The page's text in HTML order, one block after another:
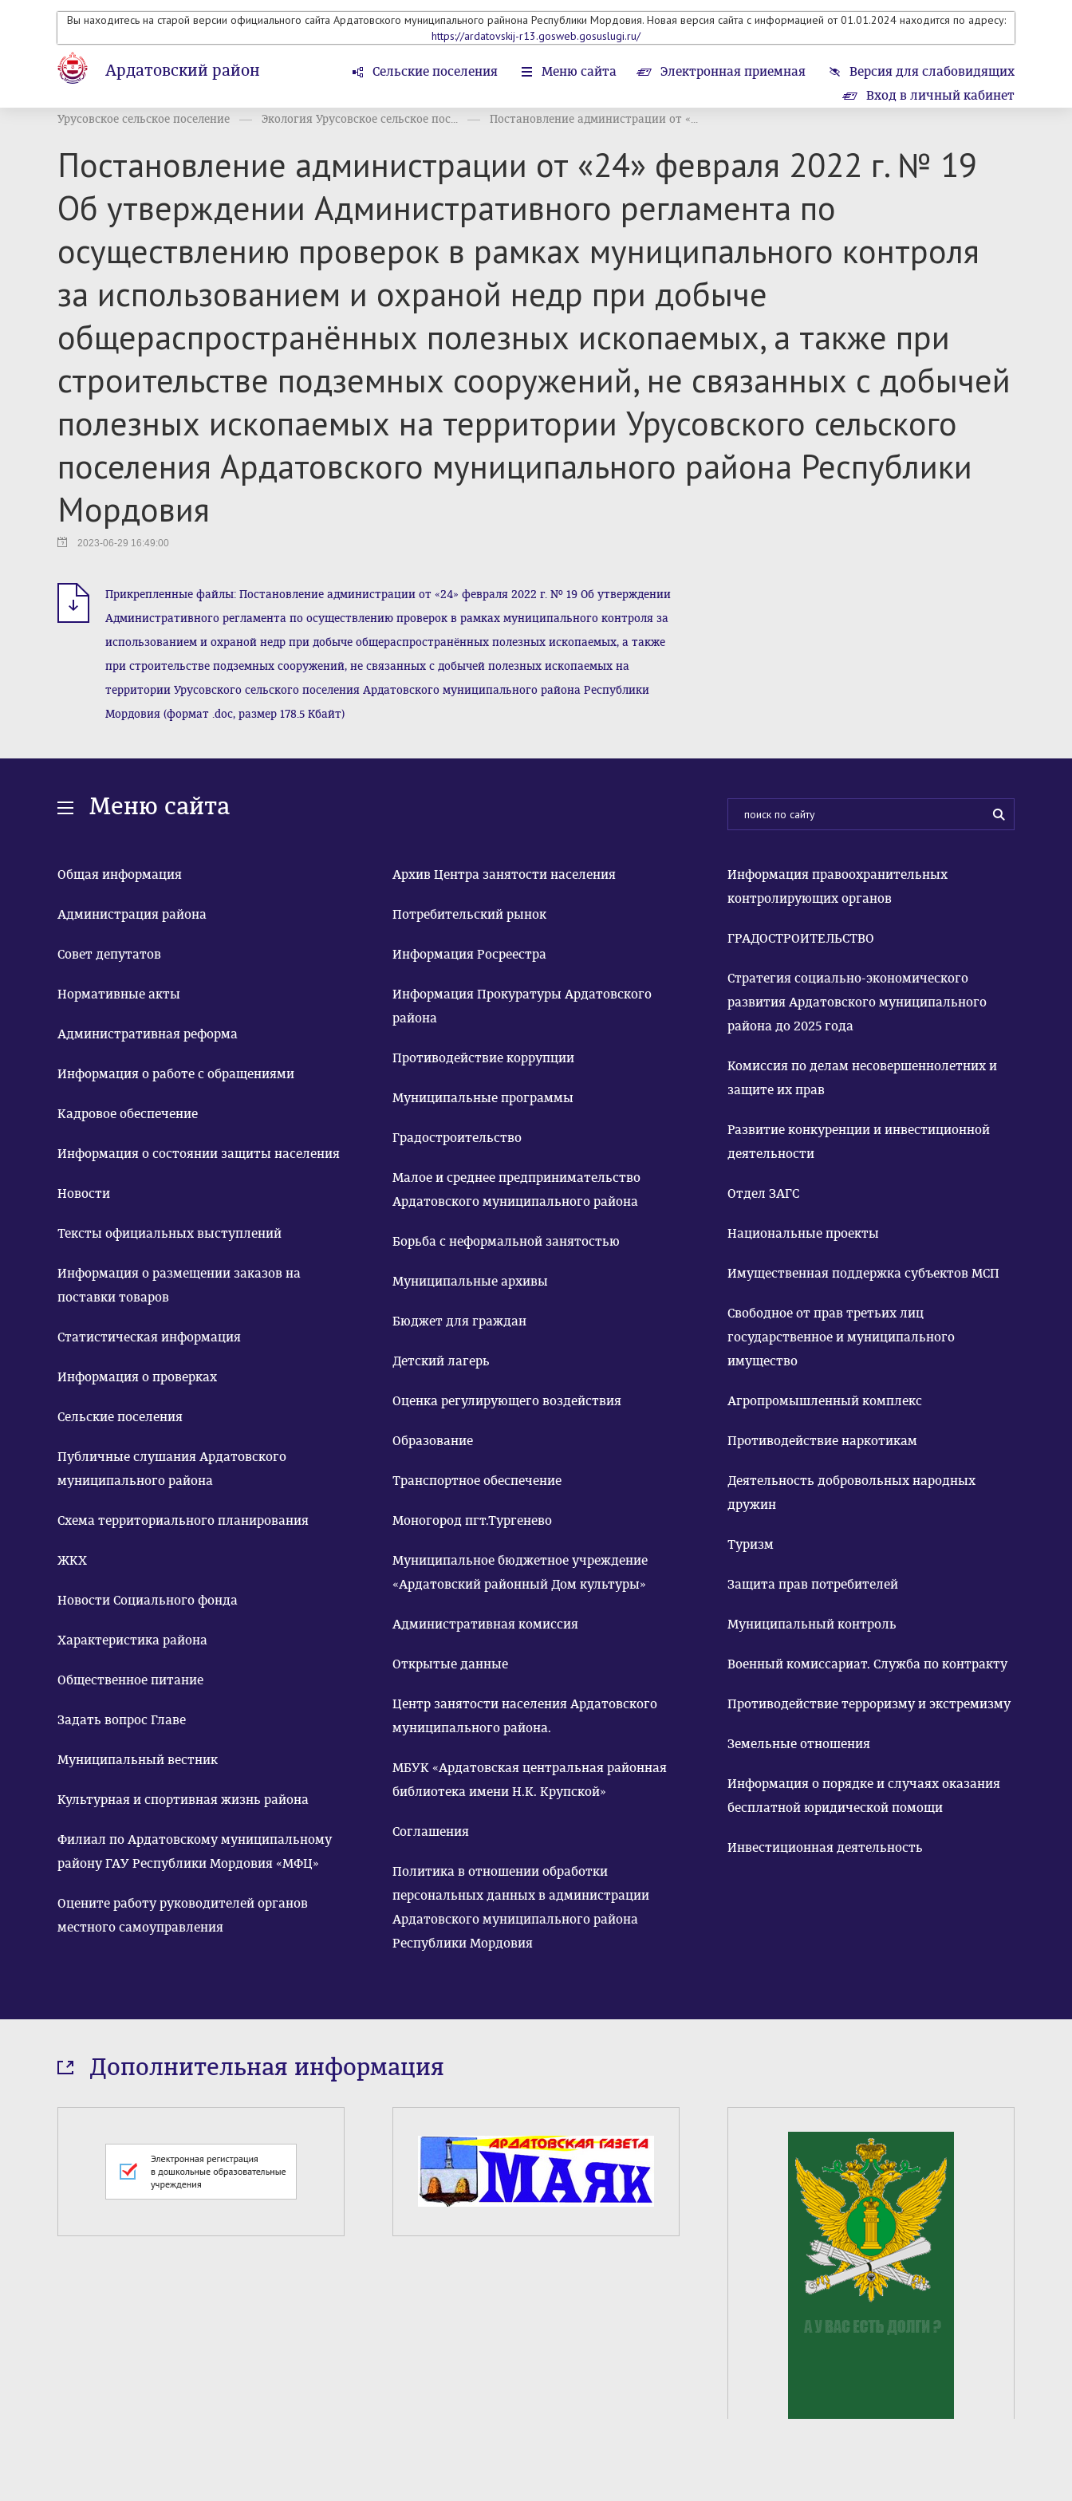
Вы находитесь на старой версии официального сайта Ардатовского муниципального райнона Республики Мордовия. Новая версия сайта с информацией от 01.01.2024 находится по адресу:
https://ardatovskij-r13.gosweb.gosuslugi.ru/
Ардатовский район Сельские поселения Меню сайта Электронная приемная
Версия для слабовидящих
Вход в личный кабинет
Урусовское сельское поселение Экология Урусовское сельское пос... Постановление администрации от «...
Постановление администрации от «24» февраля 2022 г. № 19
Об утверждении Административного регламента по
осуществлению проверок в рамках муниципального контроля
за использованием и охраной недр при добыче
общераспространённых полезных ископаемых, а также при
строительстве подземных сооружений, не связанных с добычей
полезных ископаемых на территории Урусовского сельского
поселения Ардатовского муниципального района Республики
Мордовия
2023-06-29 16:49:00
Прикрепленные файлы: Постановление администрации от «24» февраля 2022 г. № 19 Об утверждении
Административного регламента по осуществлению проверок в рамках муниципального контроля за
использованием и охраной недр при добыче общераспространённых полезных ископаемых, а также
при строительстве подземных сооружений, не связанных с добычей полезных ископаемых на
территории Урусовского сельского поселения Ардатовского муниципального района Республики
Мордовия (формат .doc, размер 178.5 Кбайт)
Меню сайта
Общая информация
Администрация района
Совет депутатов
Нормативные акты
Административная реформа
Информация о работе с обращениями
Кадровое обеспечение
Информация о состоянии защиты населения
Новости
Тексты официальных выступлений
Информация о размещении заказов на
поставки товаров
Статистическая информация
Информация о проверках
Сельские поселения
Публичные слушания Ардатовского
муниципального района
Схема территориального планирования
ЖКХ
Новости Социального фонда
Характеристика района
Общественное питание
Задать вопрос Главе
Муниципальный вестник
Культурная и спортивная жизнь района
Филиал по Ардатовскому муниципальному
району ГАУ Республики Мордовия «МФЦ»
Оцените работу руководителей органов
местного самоуправления
Архив Центра занятости населения
Потребительский рынок
Информация Росреестра
Информация Прокуратуры Ардатовского
района
Противодействие коррупции
Муниципальные программы
Градостроительство
Малое и среднее предпринимательство
Ардатовского муниципального района
Борьба с неформальной занятостью
Муниципальные архивы
Бюджет для граждан
Детский лагерь
Оценка регулирующего воздействия
Образование
Транспортное обеспечение
Моногород пгт.Тургенево
Муниципальное бюджетное учреждение
«Ардатовский районный Дом культуры»
Административная комиссия
Открытые данные
Центр занятости населения Ардатовского
муниципального района.
МБУК «Ардатовская центральная районная
библиотека имени Н.К. Крупской»
Соглашения
Политика в отношении обработки
персональных данных в администрации
Ардатовского муниципального района
Республики Мордовия
Информация правоохранительных
контролирующих органов
ГРАДОСТРОИТЕЛЬСТВО
Стратегия социально-экономического
развития Ардатовского муниципального
района до 2025 года
Комиссия по делам несовершеннолетних и
защите их прав
Развитие конкуренции и инвестиционной
деятельности
Отдел ЗАГС
Национальные проекты
Имущественная поддержка субъектов МСП
Свободное от прав третьих лиц
государственное и муниципального
имущество
Агропромышленный комплекс
Противодействие наркотикам
Деятельность добровольных народных
дружин
Туризм
Защита прав потребителей
Муниципальный контроль
Военный комиссариат. Служба по контракту
Противодействие терроризму и экстремизму
Земельные отношения
Информация о порядке и случаях оказания
бесплатной юридической помощи
Инвестиционная деятельность
Дополнительная информация